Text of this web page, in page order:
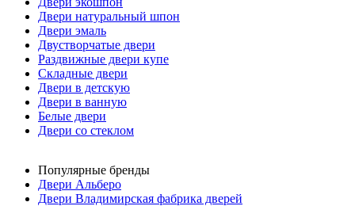
Двери натуральный шпон
Двери эмаль
Двустворчатые двери
Раздвижные двери купе
Складные двери
Двери в детскую
Двери в ванную
Белые двери
Двери со стеклом
Популярные бренды
Двери Альберо
Двери Владимирская фабрика дверей